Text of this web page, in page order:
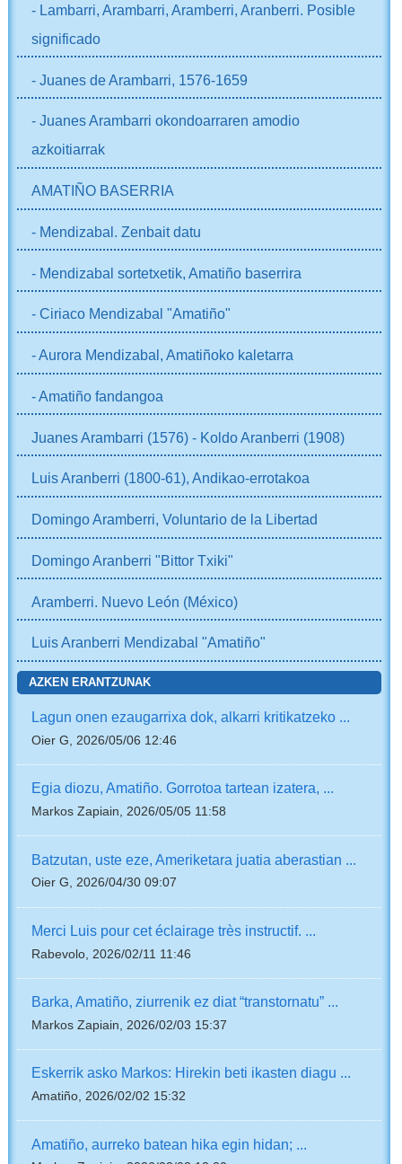
- Lambarri, Arambarri, Aramberri, Aranberri. Posible
significado
- Juanes de Arambarri, 1576-1659
- Juanes Arambarri okondoarraren amodio
azkoitiarrak
AMATIÑO BASERRIA
- Mendizabal. Zenbait datu
- Mendizabal sortetxetik, Amatiño baserrira
- Ciriaco Mendizabal "Amatiño"
- Aurora Mendizabal, Amatiñoko kaletarra
- Amatiño fandangoa
Juanes Arambarri (1576) - Koldo Aranberri (1908)
Luis Aranberri (1800-61), Andikao-errotakoa
Domingo Aramberri, Voluntario de la Libertad
Domingo Aranberri "Bittor Txiki"
Aramberri. Nuevo León (México)
Luis Aranberri Mendizabal "Amatiño"
AZKEN ERANTZUNAK
Lagun onen ezaugarrixa dok, alkarri kritikatzeko ...
Oier G, 2026/05/06 12:46
Egia diozu, Amatiño. Gorrotoa tartean izatera, ...
Markos Zapiain, 2026/05/05 11:58
Batzutan, uste eze, Ameriketara juatia aberastian ...
Oier G, 2026/04/30 09:07
Merci Luis pour cet éclairage très instructif. ...
Rabevolo, 2026/02/11 11:46
Barka, Amatiño, ziurrenik ez diat “transtornatu” ...
Markos Zapiain, 2026/02/03 15:37
Eskerrik asko Markos: Hirekin beti ikasten diagu ...
Amatiño, 2026/02/02 15:32
Amatiño, aurreko batean hika egin hidan; ...